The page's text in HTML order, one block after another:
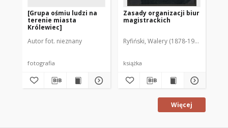
[Grupa ośmiu ludzi na
terenie miasta
Królewiec]
Autor fot. nieznany
fotografia
Zasady organizacji biur
magistrackich
Ryfiński, Walery (1878-1930)
książka
Więcej